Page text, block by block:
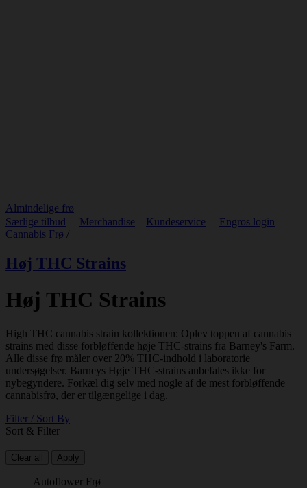
Almindelige frø
Særlige tilbud
Merchandise Kundeservice
Engros login
Cannabis Frø /
Høj THC Strains
Høj THC Strains
High THC cannabis strain kollektionen: Oplev toppen af cannabis
strains med disse forbløffende høje THC-strains fra Barney's Farm.
Alle disse frø måler over 20% THC-indhold i laboratorie
undersøgelser. Barneys Høje THC-strains anbefales ikke for
nybegyndere. Forkæl dig selv med nogle af de mest forbløffende
cannabisfrø, der er tilgængelige i dag.
Filter / Sort By
Sort & Filter
Clear all Apply
Autoflower Frø